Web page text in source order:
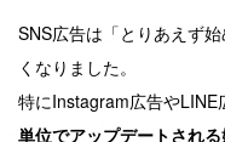
SNS広告は「とりあえず
くなりました。
特にInstagram広告やLINE
単位でアップデートされ